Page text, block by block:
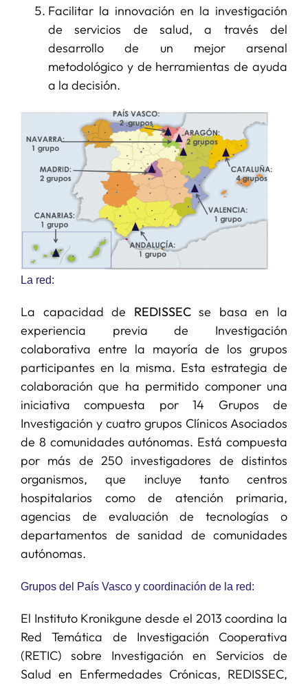
Facilitar la innovación en la investigación
de servicios de salud, a través del
desarrollo de un mejor arsenal
metodológico y de herramientas de ayuda
a la decisión.
La red:
La capacidad de REDISSECse basa en la
experiencia previa de Investigación
colaborativa entre la mayoría de los grupos
participantes en la misma. Esta estrategia de
colaboración que ha permitido componer una
iniciativa compuesta por 14 Grupos de
Investigación y cuatro grupos Clínicos Asociados
de 8 comunidades autónomas. Está compuesta
por más de 250 investigadores de distintos
organismos, que incluye tanto centros
hospitalarios como de atención primaria,
agencias de evaluación de tecnologías o
departamentos de sanidad de comunidades
autónomas.
Grupos del País Vasco y coordinación de la red:
El Instituto Kronikgune desde el 2013 coordina la
Red Temática de Investigación Cooperativa
(RETIC) sobre Investigación en Servicios de
Salud en Enfermedades Crónicas, REDISSEC,